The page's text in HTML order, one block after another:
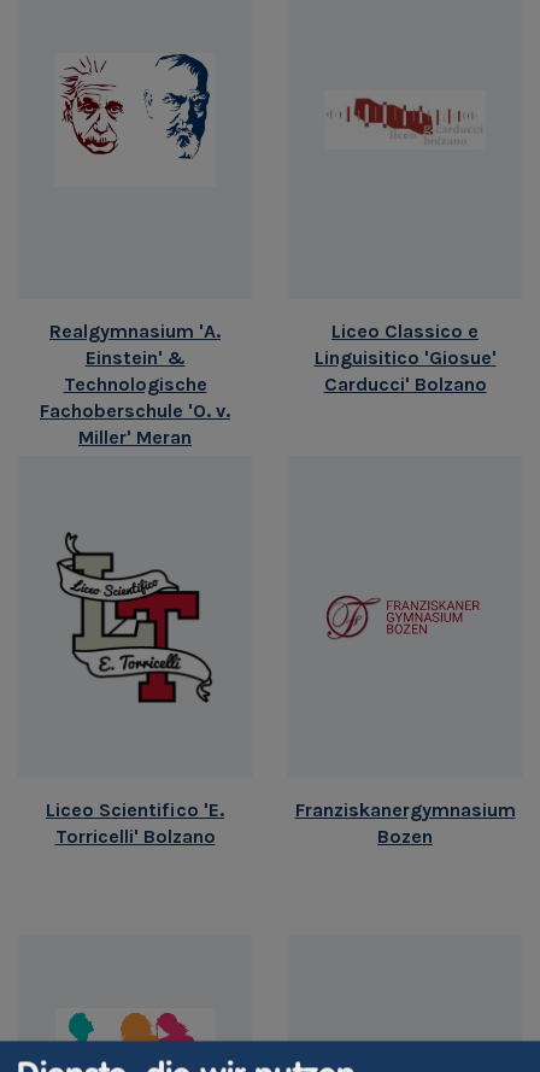
Realgymnasium 'A.
Einstein' &
Technologische
Fachoberschule 'O. v.
Miller' Meran
Liceo Classico e
Linguisitico 'Giosue'
Carducci' Bolzano
Liceo Scientifico 'E.
Torricelli' Bolzano
Franziskanergymnasium
Bozen